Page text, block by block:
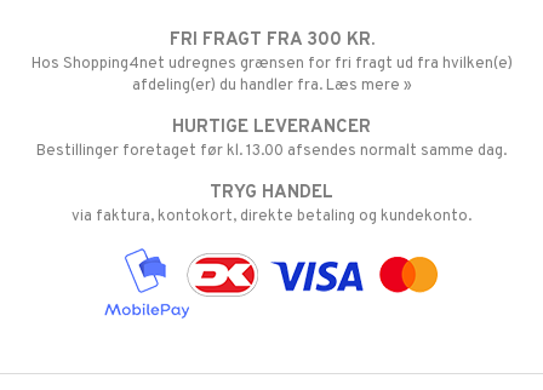
FRI FRAGT FRA 300 KR.
Hos Shopping4net udregnes grænsen for fri fragt ud fra hvilken(e)
afdeling(er) du handler fra. Læs mere »
HURTIGE LEVERANCER
Bestillinger foretaget før kl. 13.00 afsendes normalt samme dag.
TRYG HANDEL
via faktura, kontokort, direkte betaling og kundekonto.